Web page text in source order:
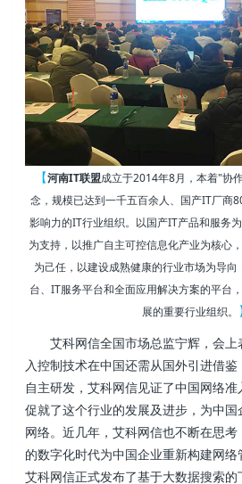
【河南IT联盟成立于2014年8月，本着"协
念，规模已达到一千五百余人、国产IT厂商
影响力的IT行业组织。以国产IT产品和服务
为支持，以推广自主可控信息化产业为核心
为己任，以建设成熟健康的行业市场为导
台、IT服务平台和全面应用解决方案的平台
展的重要行业组织。
艾科网信全国市场总监宁辉，会上
入控制技术在中国还需从国外引进借
自主研发，艾科网信见证了中国网络
促就了这个行业的发展及进步，为中
网络。近几年，艾科网信也不断在思
的数字化时代为中国企业重新构建网络
艾科网信正式发布了基于大数据搜索的